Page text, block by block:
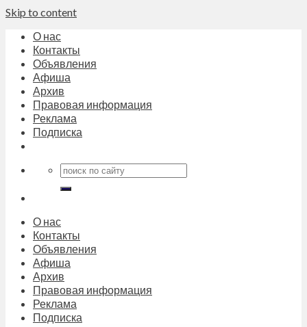
Skip to content
О нас
Контакты
Объявления
Афиша
Архив
Правовая информация
Реклама
Подписка
О нас
Контакты
Объявления
Афиша
Архив
Правовая информация
Реклама
Подписка